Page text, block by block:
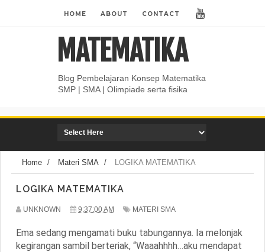
HOME ABOUT CONTACT
MATEMATIKA
Blog Pembelajaran Konsep Matematika
SMP | SMA | Olimpiade serta fisika
Home / Materi SMA / LOGIKA MATEMATIKA
LOGIKA MATEMATIKA
UNKNOWN 9:37:00 AM MATERI SMA
Ema sedang mengamati buku tabungannya. Ia melonjak
kegirangan sambil berteriak, “Waaahhhh…aku mendapat